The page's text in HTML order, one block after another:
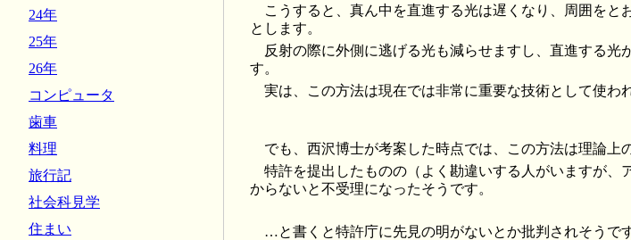
こうすると、真ん中を直進する光は遅くなり、周囲をと
とします。
反射の際に外側に逃げる光も減らせますし、直進する光
す。
実は、この方法は現在では非常に重要な技術として使わ
でも、西沢博士が考案した時点では、この方法は理論上
特許を提出したものの（よく勘違いする人がいますが、
からないと不受理になったそうです。
…と書くと特許庁に先見の明がないとか批判されそうで
24年
25年
26年
コンピュータ
歯車
料理
旅行記
社会科見学
住まい